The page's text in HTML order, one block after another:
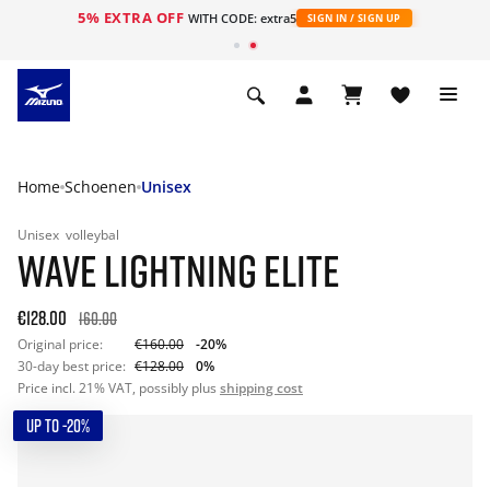
5% EXTRA OFF WITH CODE: extra5 SIGN IN / SIGN UP
Home Schoenen Unisex
Unisex volleybal
WAVE LIGHTNING ELITE
€128.00 160.00
Original price: €160.00
-20%
30-day best price: €128.00
0%
Price incl. 21% VAT, possibly plus shipping cost
UP TO -20%